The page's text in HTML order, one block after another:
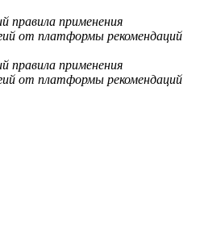
правила применения
от платформы рекомендаций
правила применения
от платформы рекомендаций